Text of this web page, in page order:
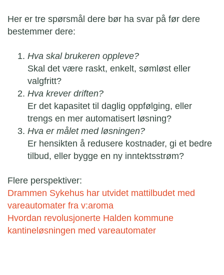
Her er tre spørsmål dere bør ha svar på før dere
bestemmer dere:
Hva skal brukeren oppleve?
Skal det være raskt, enkelt, sømløst eller
valgfritt?
Hva krever driften?
Er det kapasitet til daglig oppfølging, eller
trengs en mer automatisert løsning?
Hva er målet med løsningen?
Er hensikten å redusere kostnader, gi et bedre
tilbud, eller bygge en ny inntektsstrøm?
Flere perspektiver:
Drammen Sykehus har utvidet mattilbudet med
vareautomater fra v:aroma
Hvordan revolusjonerte Halden kommune
kantineløsningen med vareautomater